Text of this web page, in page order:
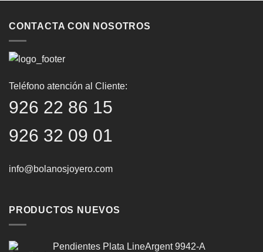
CONTACTA CON NOSOTROS
Teléfono atención al Cliente:
926 22 86 15
926 32 09 01
info@bolanosjoyero.com
PRODUCTOS NUEVOS
Pendientes Plata LineArgent 9942-A